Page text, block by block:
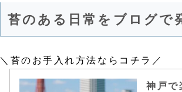
苔のある日常をブログで
＼苔のお手入れ方法ならコチラ／
神戸で